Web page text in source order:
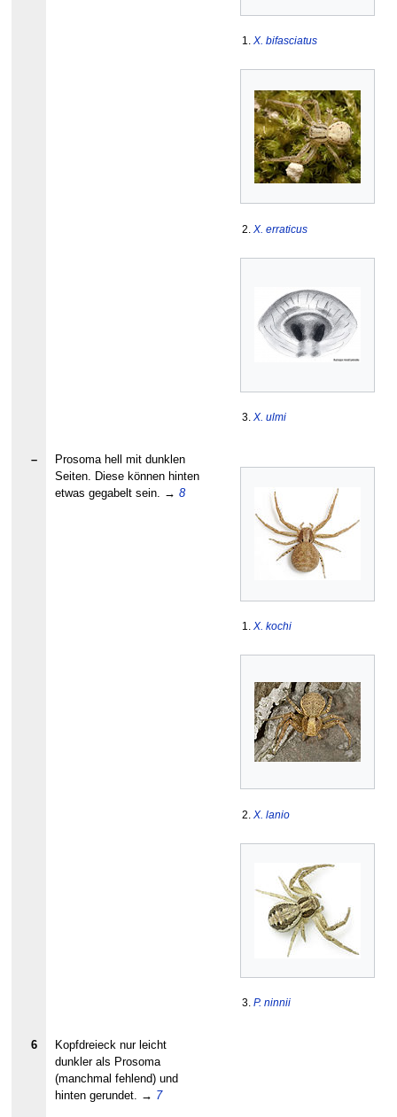
1. X. bifasciatus
2. X. erraticus
3. X. ulmi
–
Prosoma hell mit dunklen
Seiten. Diese können hinten
etwas gegabelt sein. → 8
1. X. kochi
2. X. lanio
3. P. ninnii
6
Kopfdreieck nur leicht
dunkler als Prosoma
(manchmal fehlend) und
hinten gerundet. → 7